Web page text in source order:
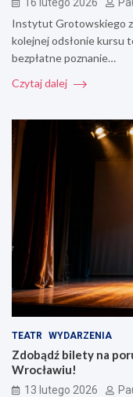
Instytut Grotowskiego
kolejnej odsłonie kursu
bezpłatne poznanie…
Czytaj dalej
TEATR WYDARZENIA
Zdobądź bilety na
Wrocławiu!
13 lutego 2026